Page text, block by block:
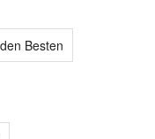
Besten